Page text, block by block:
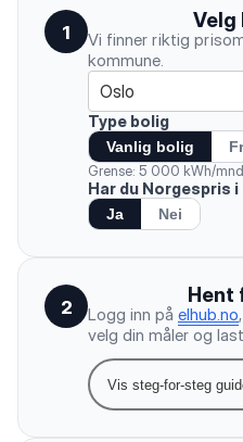
1 Velg
Vi finner riktig
kommune.
Oslo
Type bolig
Vanlig bolig
Grense: 5 000 kWh/
Har du Norgespris i
Ja Nei
2 Hent
Logg inn på elhub.no
velg din måler og
Vis steg-for-steg